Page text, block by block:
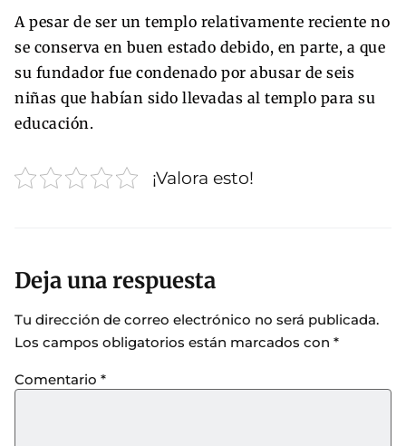
A pesar de ser un templo relativamente reciente no
se conserva en buen estado debido, en parte, a que
su fundador fue condenado por abusar de seis
niñas que habían sido llevadas al templo para su
educación.
¡Valora esto!
Deja una respuesta
Tu dirección de correo electrónico no será publicada.
Los campos obligatorios están marcados con *
Comentario *